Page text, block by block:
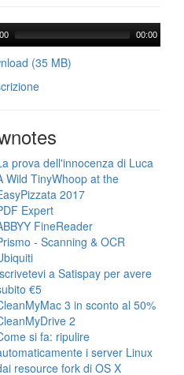
00:00
(35 MB)
prova dell'innocenza di Luca
Wild TinyWhoop at the
2017
Expert
FineReader
- Scanning & OCR
a Satispay per avere
€5
3 in sconto al 50%
2
si fa: ripulire
i server Linux
resource fork di OS X